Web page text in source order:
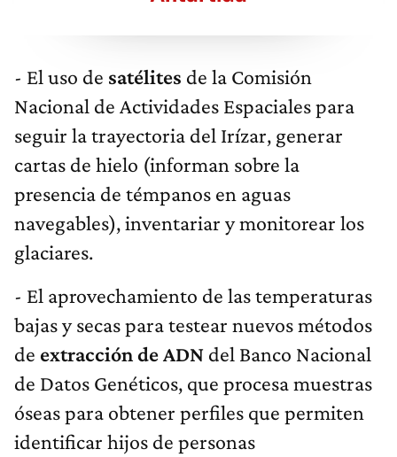
- El uso de satélites de la Comisión
Nacional de Actividades Espaciales para
seguir la trayectoria del Irízar, generar
cartas de hielo (informan sobre la
presencia de témpanos en aguas
navegables), inventariar y monitorear los
glaciares.
- El aprovechamiento de las temperaturas
bajas y secas para testear nuevos métodos
de extracción de ADN del Banco Nacional
de Datos Genéticos, que procesa muestras
óseas para obtener perfiles que permiten
identificar hijos de personas